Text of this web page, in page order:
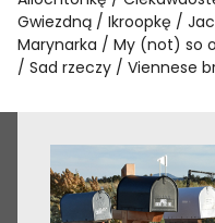
Gwiezdną
Ikroopkę
Marynarka
My (not) so
Sad rzeczy
Viennese